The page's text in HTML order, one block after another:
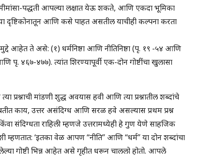
पद्धती आपल्या लक्षात येऊ शकते, आणि एकदा भूमिका
दृष्टिकोनातून आणि कसे पाहत असतील याचीही कल्पना करता
मुद्दे आहेत ते असे: (१) धर्मनिष्ठा आणि नीतिनिष्ठा (पृ. १९ -५४ आणि
पृ. ४६७-४७७). त्यांत शिरण्यापूर्वी एक-दोन गोष्टींचा खुलासा
प्रश्नाची मांडणी शुद्ध अवयास हवी आणि त्या प्रश्नातील शब्दांचे
काय, उत्तर असंदिग्ध आणि सरळ हवे असल्यास प्रथम प्रश्न
संदिग्धता राहिली म्हणजे उत्तरामध्येही हे गुण येणे साहजिक
म्हणतात: ‘इतका वेळ आपण “नीति” आणि “धर्म” या दोन शब्दांचा
गोष्टी भिन्न आहेत असे गृहीत धरून चाललो होतो. आपले